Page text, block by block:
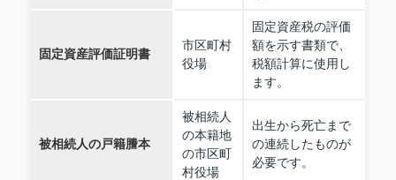
固定資産評価証明書
市区町村
役場
固定資産税の評価
額を示す書類で、
税額計算に使用し
ます。
被相続人の戸籍謄本
被相続人
の本籍地
の市区町
村役場
出生から死亡まで
の連続したものが
必要です。